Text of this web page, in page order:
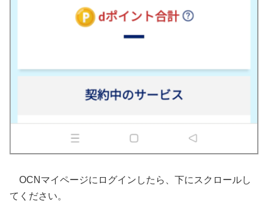
OCNマイページにログインしたら、下にスクロールし
てください。